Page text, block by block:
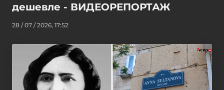
дешевле - ВИДЕОРЕПОРТАЖ
28 / 07 / 2026, 17:52